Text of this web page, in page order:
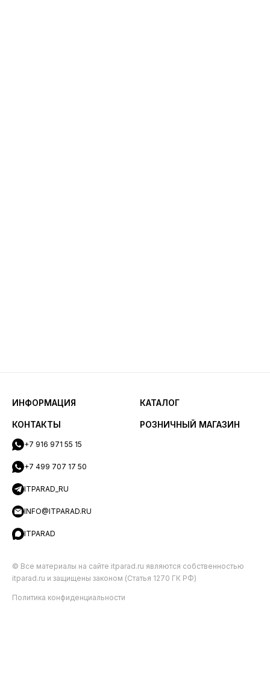
ИНФОРМАЦИЯ КАТАЛОГ
КОНТАКТЫ
+7 916 971 55 15
+7 499 707 17 50
ITPARAD_RU
INFO@ITPARAD.RU
ITPARAD
РОЗНИЧНЫЙ МАГАЗИН
© Все материалы на сайте itparad.ru являются собственностью
itparad.ru и защищены законом (Статья 1270 ГК РФ)
Политика конфиденциальности